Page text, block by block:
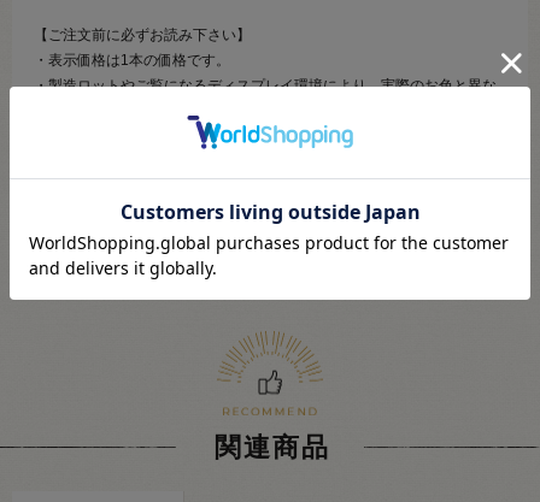
【ご注文前に必ずお読み下さい】
・表示価格は1本の価格です。
・製造ロットやご覧になるディスプレイ環境により、実際のお色と異な
・予告なくパッケージが変更になる場合がございます。
関連商品